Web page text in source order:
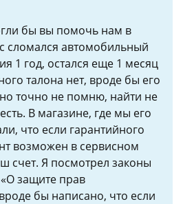
бы вы помочь нам в
сломался автомобильный
1 год, остался еще 1 месяц
талона нет, вроде бы его
точно не помню, найти не
В магазине, где мы его
что если гарантийного
возможен в сервисном
счет. Я посмотрел законы
защите прав
бы написано, что если